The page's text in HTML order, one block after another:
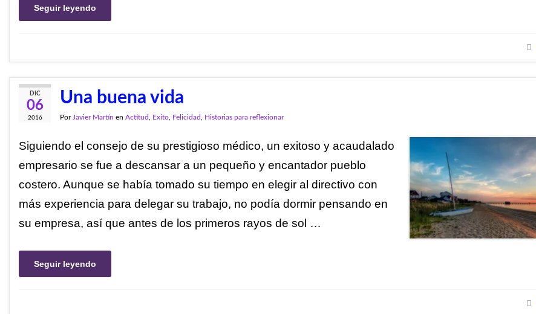
Seguir leyendo
DIC
06
2016
Una buena vida
Por Javier Martín en Actitud Exito Felicidad Historias para reflexionar
Siguiendo el consejo de su prestigioso médico, un exitoso y acaudalado
empresario se fue a descansar a un pequeño y encantador pueblo
costero. Aunque se había tomado su tiempo en elegir al directivo con
más experiencia para delegar su trabajo, no podía dormir pensando en
su empresa, así que antes de los primeros rayos de sol …
Seguir leyendo